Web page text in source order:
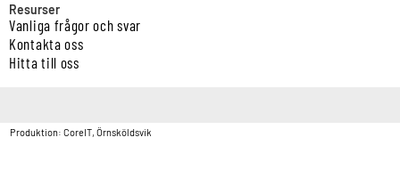
Resurser
Vanliga frågor och svar
Kontakta oss
Hitta till oss
Produktion: CoreIT, Örnsköldsvik